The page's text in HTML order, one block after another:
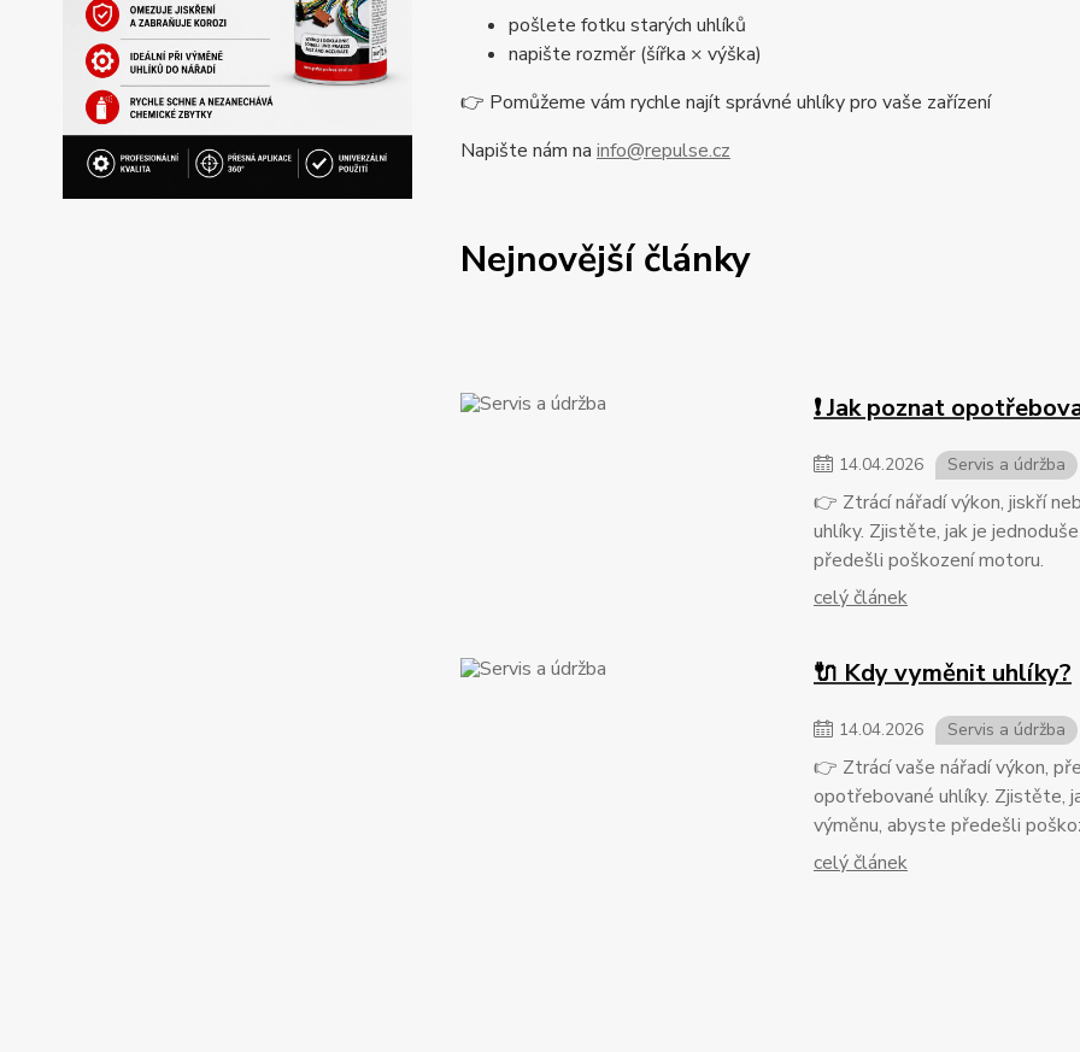
pošlete fotku starých uhlíků
napište rozměr (šířka × výška)
👉 Pomůžeme vám rychle najít správné uhlíky pro vaše zařízení
Napište nám na info@repulse.cz
Nejnovější články
❗ Jak poznat
14.04.2026 Servis a údržba
👉 Ztrácí nářadí výkon, jiskří
uhlíky. Zjistěte, jak je
předešli poškození motoru.
celý článek
🔌 Kdy vyměnit uhlíky?
14.04.2026 Servis a údržba
👉 Ztrácí vaše nářadí výkon,
opotřebované uhlíky. Zjistěte,
výměnu, abyste předešli
celý článek